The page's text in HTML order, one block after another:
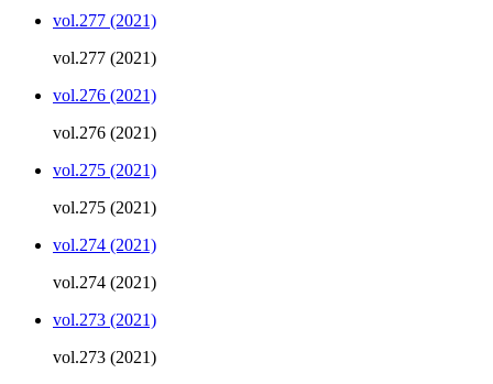
vol.277 (2021)
vol.277 (2021)
vol.276 (2021)
vol.276 (2021)
vol.275 (2021)
vol.275 (2021)
vol.274 (2021)
vol.274 (2021)
vol.273 (2021)
vol.273 (2021)